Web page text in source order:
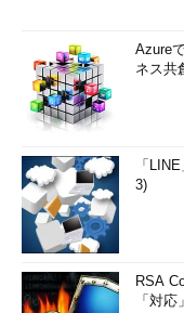
Azure
ネス共
「
3)
RSA
「対